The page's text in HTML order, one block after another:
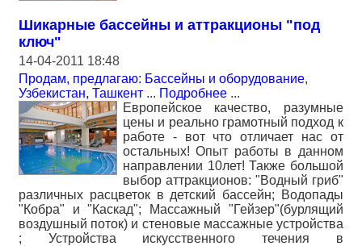
Шикарные бассейны и аттракционы "под
ключ"
14-04-2011 18:48
Продам, предлагаю: Бассейны и оборудование,
Узбекистан, Ташкент ... Подробнее ...
Европейское качество, разумные
цены и реально грамотный подход к
работе - вот что отличает нас от
остальных! Опыт работы в данном
направлении 10лет! Также большой
выбор аттракционов: "Водный гриб"
различных расцветок в детский бассейн; Водопады
"Кобра" и "Каскад"; Массажный "Гейзер"(бурлящий
воздушный поток) и стеновые массажные устройства
; Устройства искусственного течения в